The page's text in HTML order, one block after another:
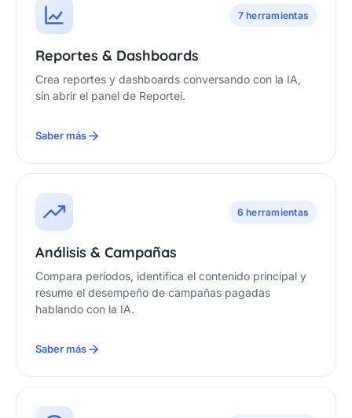
7 herramientas
Reportes & Dashboards
Crea reportes y dashboards conversando con la IA,
sin abrir el panel de Reportei.
Saber más
6 herramientas
Análisis & Campañas
Compara períodos, identifica el contenido principal y
resume el desempeño de campañas pagadas
hablando con la IA.
Saber más